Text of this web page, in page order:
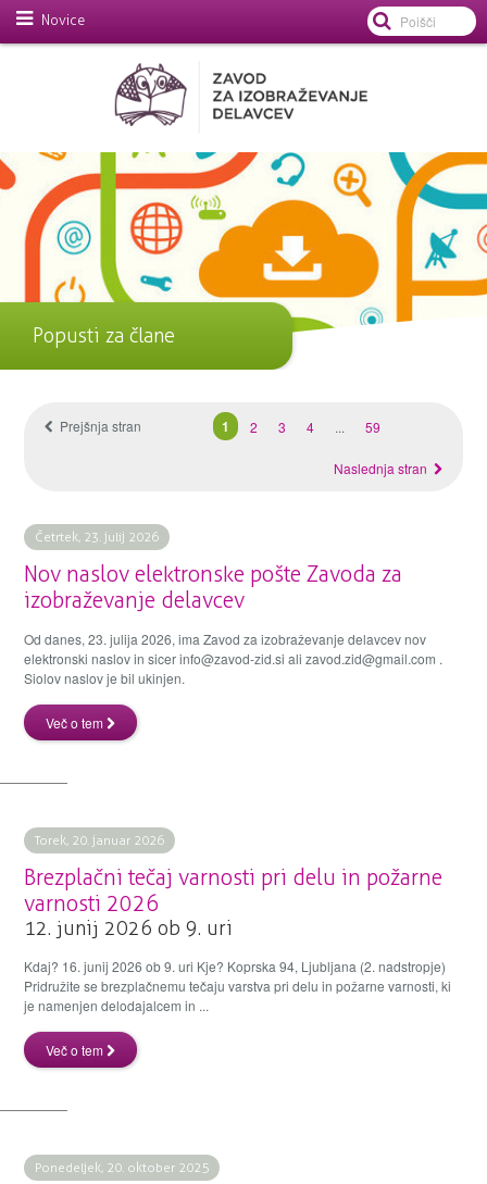
Novice
Popusti za člane
Prejšnja stran 1 2 3 4 ... 59
Naslednja stran
Četrtek, 23. julij 2026
Nov naslov elektronske pošte Zavoda za
izobraževanje delavcev
Od danes, 23. julija 2026, ima Zavod za izobraževanje delavcev nov
elektronski naslov in sicer info@zavod-zid.si ali zavod.zid@gmail.com .
Siolov naslov je bil ukinjen.
Več o tem
Torek, 20. januar 2026
Brezplačni tečaj varnosti pri delu in požarne
varnosti 2026
12. junij 2026 ob 9. uri
Kdaj? 16. junij 2026 ob 9. uri Kje? Koprska 94, Ljubljana (2. nadstropje)
Pridružite se brezplačnemu tečaju varstva pri delu in požarne varnosti, ki
je namenjen delodajalcem in ...
Več o tem
Ponedeljek, 20. oktober 2025